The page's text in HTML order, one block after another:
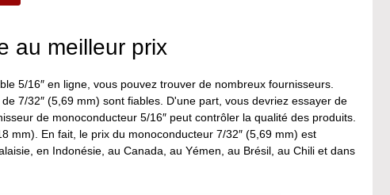
au meilleur prix
5/16″ en ligne, vous pouvez trouver de nombreux fournisseurs.
7/32″ (5,69 mm) sont fiables. D'une part, vous devriez essayer de
de monoconducteur 5/16″ peut contrôler la qualité des produits.
mm). En fait, le prix du monoconducteur 7/32″ (5,69 mm) est
en Indonésie, au Canada, au Yémen, au Brésil, au Chili et dans